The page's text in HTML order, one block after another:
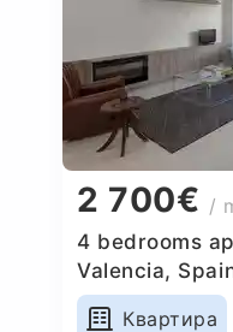
2 700€ /
4 bedrooms
Valencia,
Квартира